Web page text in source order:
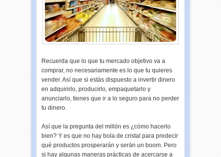
Recuerda que lo que tu mercado objetivo va a
comprar, no necesariamente es lo que tu quieres
vender. Así que si estás dispuesto a invertir dinero
en adquirirlo, producirlo, empaquetarlo y
anunciarlo, tienes que ir a lo seguro para no perder
tu dinero.
Así que la pregunta del millón es ¿cómo hacerlo
bien? Y es que no hay bola de cristal para predecir
qué productos prosperarán y serán un boom. Pero
si hay algunas maneras prácticas de acercarse a